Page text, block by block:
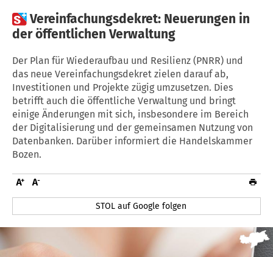
Vereinfachungsdekret: Neuerungen in
der öffentlichen Verwaltung
Der Plan für Wiederaufbau und Resilienz (PNRR) und
das neue Vereinfachungsdekret zielen darauf ab,
Investitionen und Projekte zügig umzusetzen. Dies
betrifft auch die öffentliche Verwaltung und bringt
einige Änderungen mit sich, insbesondere im Bereich
der Digitalisierung und der gemeinsamen Nutzung von
Datenbanken. Darüber informiert die Handelskammer
Bozen.
STOL auf Google folgen